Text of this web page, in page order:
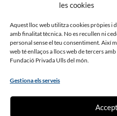
les cookies
Aquest lloc web utilitza cookies pròpies i
amb finalitat tècnica. No es recullen ni
personal sense el teu consentiment. Així
web té enllaços a llocs web de tercers
Fundació Privada Ulls del món.
Gestiona els serveis
Política de privacitat
Política de cookies (UE)
Imatge corporativa
Dossier de presentació